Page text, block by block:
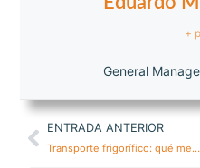
+
General
ENTRADA ANTERIOR
Transporte frigorífico: qué mercancía lo necesita